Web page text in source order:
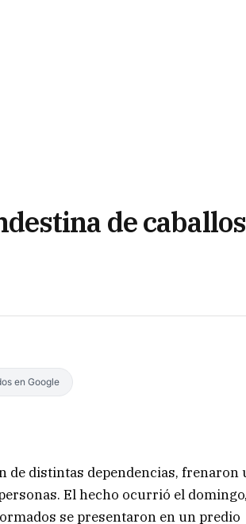
de
en Google
de distintas dependencias, frenaron
El hecho ocurrió el
se presentaron en un predio